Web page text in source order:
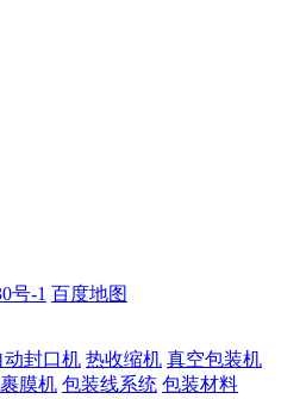
号-1 百度地图
动封口机 热收缩机 真空包装机
膜机 包装线系统 包装材料